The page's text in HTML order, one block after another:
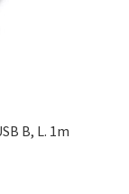
B, L. 1m